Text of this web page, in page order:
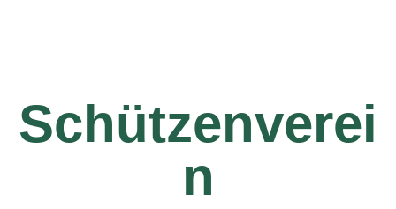
Schützenverei
n